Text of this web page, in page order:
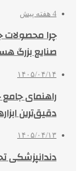
4 هفته پیش
صنایع بزرگ
۱۴۰۵/۰۴/۱۴
راهنمای جامع
دقیق‌ترین
۱۴۰۵/۰۴/۱۳
دندانپزشکی